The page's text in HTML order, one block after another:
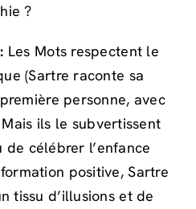
?
Les Mots respectent le
(Sartre raconte sa
personne, avec
ils le subvertissent
de célébrer l’enfance
positive, Sartre
tissu d’illusions et de